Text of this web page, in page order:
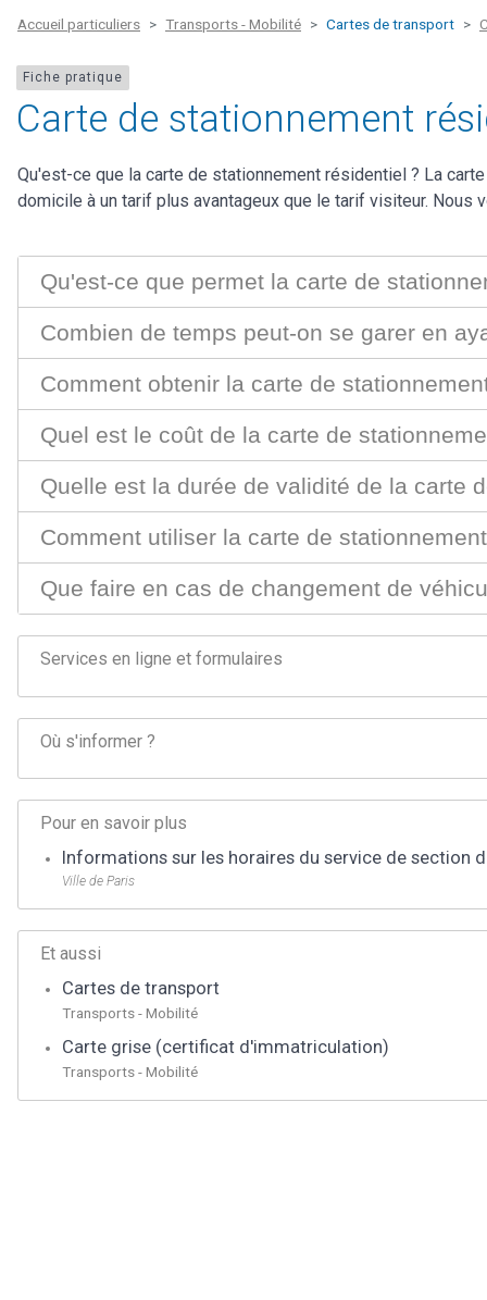
Accueil particuliers Transports - Mobilité Cartes de transport
Fiche pratique
Carte de stationnement
Qu'est-ce que la carte de stationnement résidentiel ? La
domicile à un tarif plus avantageux que le tarif visiteur. Nous
Qu'est-ce que permet la carte de
Combien de temps peut-on se garer en
Comment obtenir la carte de
Quel est le coût de la carte de
Quelle est la durée de validité de la carte
Comment utiliser la carte de
Que faire en cas de changement de
Services en ligne et formulaires
Où s'informer ?
Pour en savoir plus
Informations sur les horaires du service de section
Ville de Paris
Et aussi
Cartes de transport
Transports - Mobilité
Carte grise (certificat d'immatriculation)
Transports - Mobilité